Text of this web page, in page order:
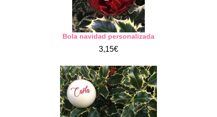
Bola navidad personalizada
3,15€